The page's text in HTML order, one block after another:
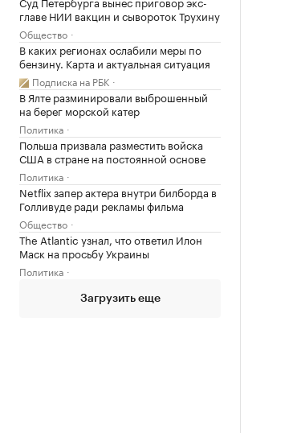
главе НИИ вакцин и сывороток Трухину
Общество
В каких регионах ослабили меры по
бензину. Карта и актуальная ситуация
Подписка на РБК
В Ялте разминировали выброшенный
на берег морской катер
Политика
Польша призвала разместить войска
США в стране на постоянной основе
Политика
Netflix запер актера внутри билборда в
Голливуде ради рекламы фильма
Общество
The Atlantic узнал, что ответил Илон
Маск на просьбу Украины
Политика
Загрузить еще